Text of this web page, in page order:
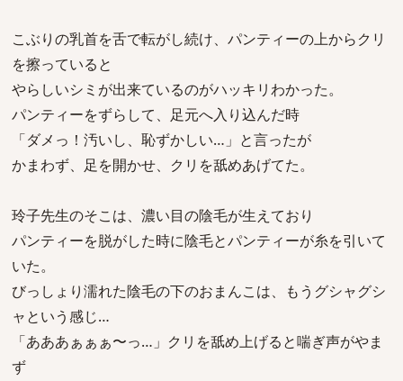
こぶりの乳首を舌で転がし続け、パンティーの上からクリ
を擦っていると
やらしいシミが出来ているのがハッキリわかった。
パンティーをずらして、足元へ入り込んだ時
「ダメっ！汚いし、恥ずかしい…」と言ったが
かまわず、足を開かせ、クリを舐めあげてた。
玲子先生のそこは、濃い目の陰毛が生えており
パンティーを脱がした時に陰毛とパンティーが糸を引いて
いた。
びっしょり濡れた陰毛の下のおまんこは、もうグシャグシ
ャという感じ…
「あああぁぁぁ〜っ…」クリを舐め上げると喘ぎ声がやま
ず